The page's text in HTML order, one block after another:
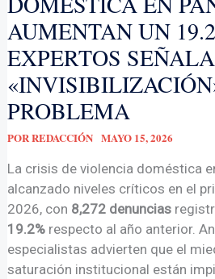
AUMENTAN UN
EXPERTOS
PROBLEMA
PORREDACCIÓN MAYO 15, 2026
La crisis de violencia doméstica
alcanzado niveles críticos en el
2026, con 8,272 denuncias
19.2% respecto al año anterior.
especialistas advierten que el
saturación institucional están